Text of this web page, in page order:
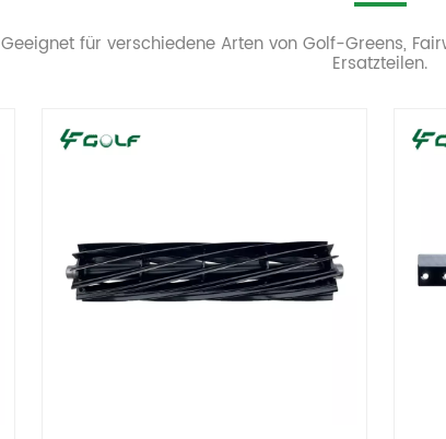
Geeignet für verschiedene Arten von Golf-Greens,
Ersatzteilen.